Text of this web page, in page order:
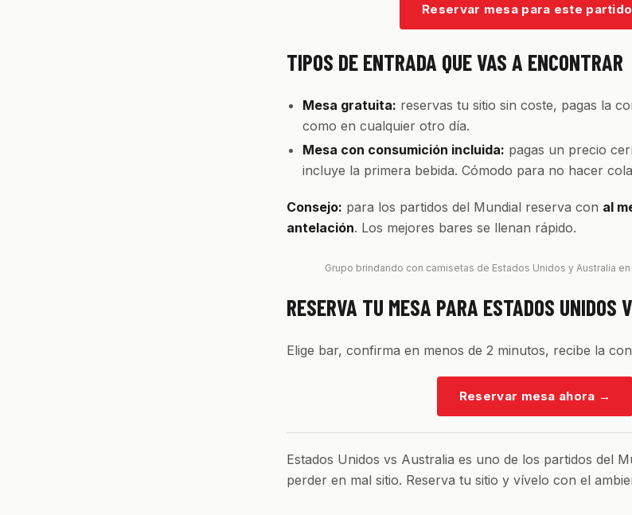
Reservar mesa para este partido
TIPOS DE ENTRADA QUE VAS A ENCONTRAR
Mesa gratuita: reservas tu sitio sin coste, pagas la
como en cualquier otro día.
Mesa con consumición incluida: pagas un precio
incluye la primera bebida. Cómodo para no hacer
Consejo: para los partidos del Mundial reserva con al
antelación. Los mejores bares se llenan rápido.
Grupo brindando con camisetas de Estados Unidos y Australia
RESERVA TU MESA PARA ESTADOS UNIDOS
Elige bar, confirma en menos de 2 minutos, recibe la
Reservar mesa ahora →
Estados Unidos vs Australia es uno de los partidos del
perder en mal sitio. Reserva tu sitio y vívelo con el